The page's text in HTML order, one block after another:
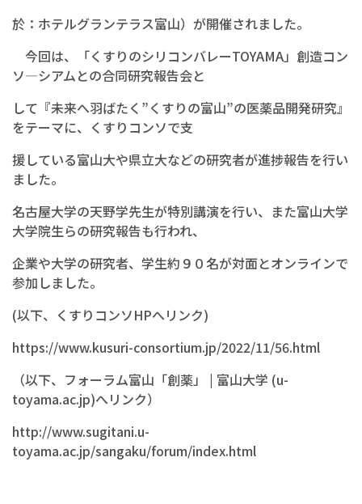
於：ホテルグランテラス富山）が開催されました。
今回は、「くすりのシリコンバレーTOYAMA」創造コン
ソ―シアムとの合同研究報告会と
して『未来へ羽ばたく”くすりの富山”の医薬品開発研究』
をテーマに、くすりコンソで支
援している富山大や県立大などの研究者が進捗報告を行い
ました。
名古屋大学の天野学先生が特別講演を行い、また富山大学
大学院生らの研究報告も行われ、
企業や大学の研究者、学生約９０名が対面とオンラインで
参加しました。
(以下、くすりコンソHPへリンク)
https://www.kusuri-consortium.jp/2022/11/56.html
（以下、フォーラム富山「創薬」 | 富山大学 (u-
toyama.ac.jp)へリンク）
http://www.sugitani.u-
toyama.ac.jp/sangaku/forum/index.html